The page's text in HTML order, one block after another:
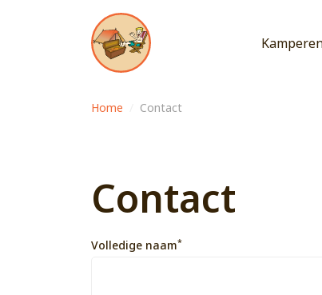
Home Contact
Contact
Volledige naam*